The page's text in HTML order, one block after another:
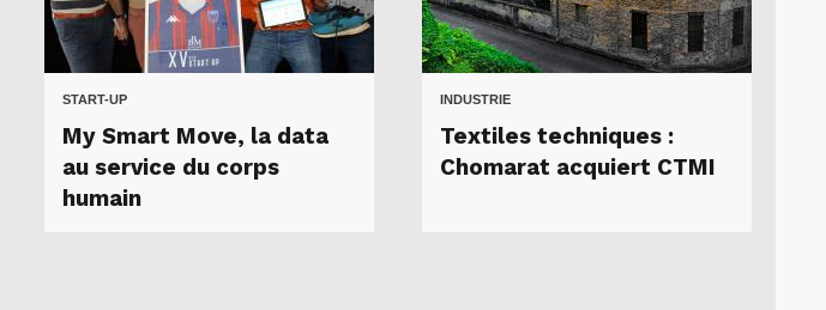
START-UP
My Smart Move, la data
au service du corps
humain
INDUSTRIE
Textiles techniques :
Chomarat acquiert CTMI